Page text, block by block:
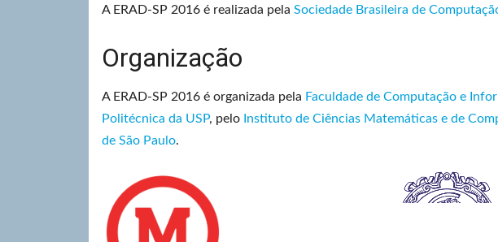
A ERAD-SP 2016 é realizada pela Sociedade Brasileira de
Organização
A ERAD-SP 2016 é organizada pela Faculdade de Computação e
Politécnica da USP, pelo Instituto de Ciências Matemáticas e de
de São Paulo.